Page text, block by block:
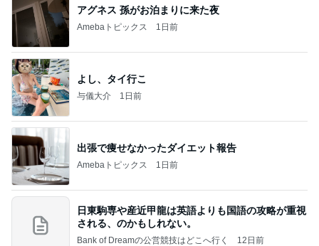
アグネス 孫がお泊まりに来た夜
Amebaトピックス 1日前
よし、タイ行こ
与儀大介 1日前
出張で痩せなかったダイエット報告
Amebaトピックス 1日前
日東駒専や産近甲龍は英語よりも国語の攻略が重視
される、のかもしれない。
Bank of Dreamの公営競技はどこへ行く 12日前